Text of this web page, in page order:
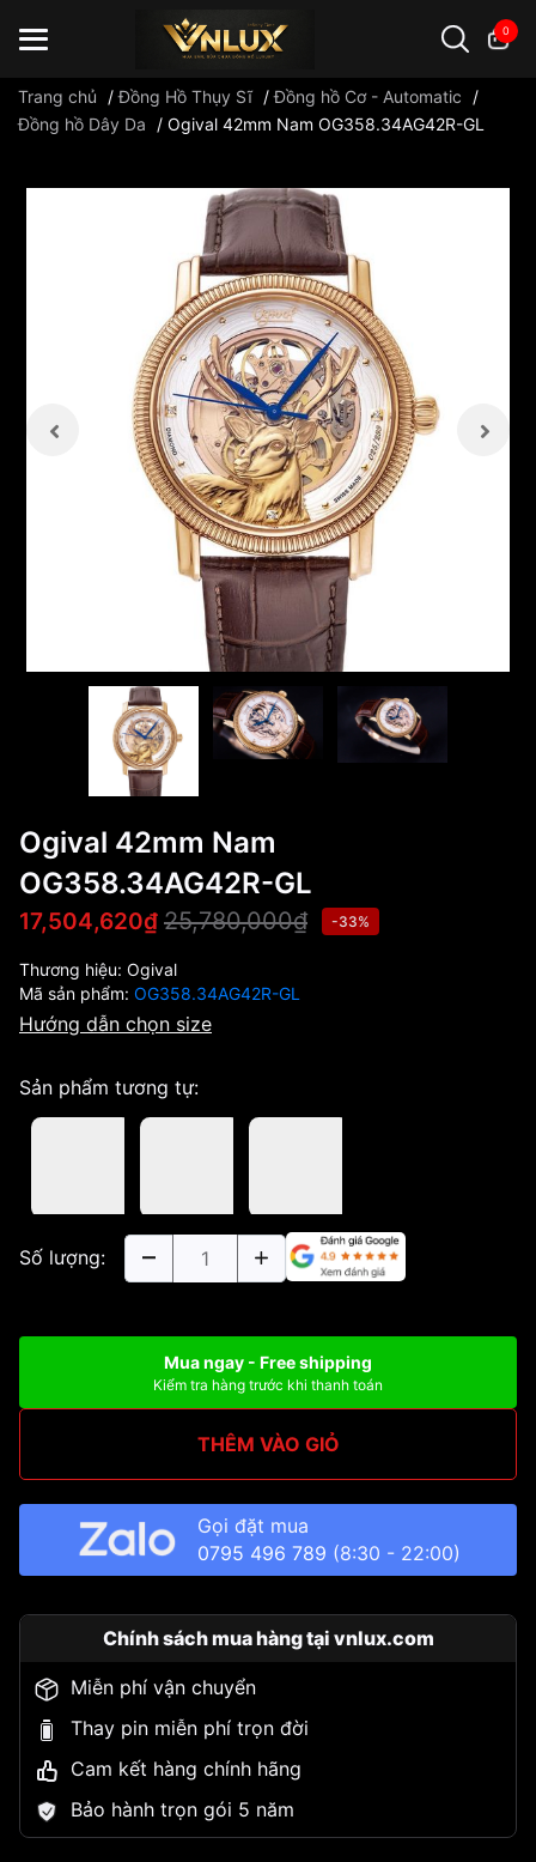
0
Trang chủ /Đồng Hồ Thụy Sĩ /Đồng hồ Cơ - Automatic
/
Đồng hồ Dây Da
/ Ogival 42mm Nam OG358.34AG42R-GL
Ogival 42mm Nam
OG358.34AG42R-GL
17,504,620₫ 25,780,000₫ -33%
Thương hiệu: Ogival
Mã sản phẩm: OG358.34AG42R-GL
Hướng dẫn chọn size
Sản phẩm tương tự:
Số lượng:
Mua ngay - Free shipping
Kiểm tra hàng trước khi thanh toán
THÊM VÀO GIỎ
Gọi đặt mua
0795 496 789 (8:30 - 22:00)
Chính sách mua hàng tại vnlux.com
Miễn phí vận chuyển
Thay pin miễn phí trọn đời
Cam kết hàng chính hãng
Bảo hành trọn gói 5 năm